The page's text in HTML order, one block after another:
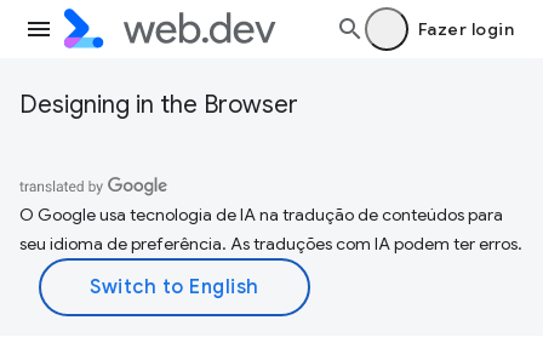
Fazer login
Designing in the Browser
O Google usa tecnologia de IA na tradução de conteúdos para
seu idioma de preferência. As traduções com IA podem ter erros.